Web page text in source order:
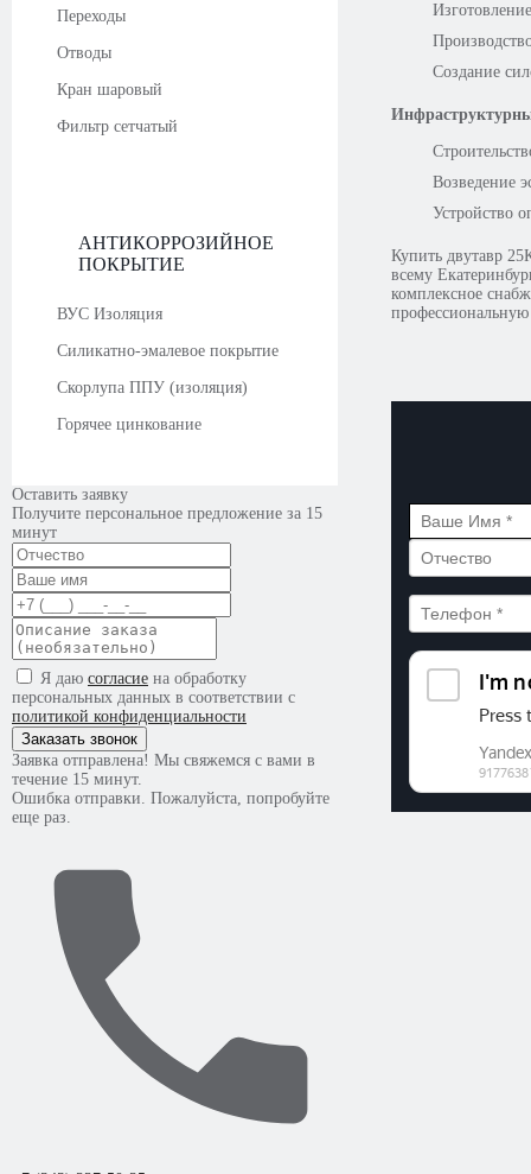
Переходы
Отводы
Кран шаровый
Фильтр сетчатый
АНТИКОРРОЗИЙНОЕ
ПОКРЫТИЕ
ВУС Изоляция
Силикатно-эмалевое покрытие
Скорлупа ППУ (изоляция)
Горячее цинкование
Оставить заявку
Получите персональное предложение за 15
минут
Я даю согласие на обработку
персональных данных в соответствии с
политикой конфиденциальности
Заказать звонок
Заявка отправлена! Мы свяжемся с вами в
течение 15 минут.
Ошибка отправки. Пожалуйста, попробуйте
еще раз.
Создание
Возведение
Устройство
Купить двутавр
всему
комплексное